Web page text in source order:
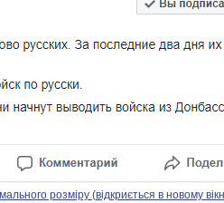
розміру (відкриється в новому